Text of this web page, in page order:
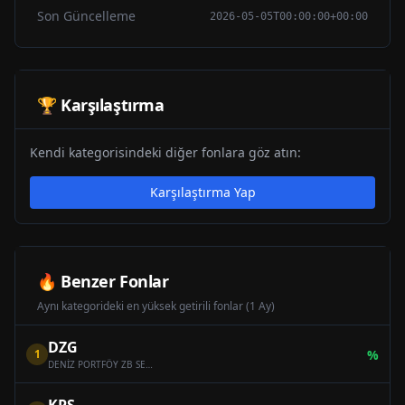
Son Güncelleme 2026-05-05T00:00:00+00:00
🏆 Karşılaştırma
Kendi kategorisindeki diğer fonlara göz atın:
Karşılaştırma Yap
🔥 Benzer Fonlar
Aynı kategorideki en yüksek getirili fonlar (1 Ay)
1 DZG
DENİZ PORTFÖY ZB SERBEST (DÖVİZ) ÖZEL FON
%